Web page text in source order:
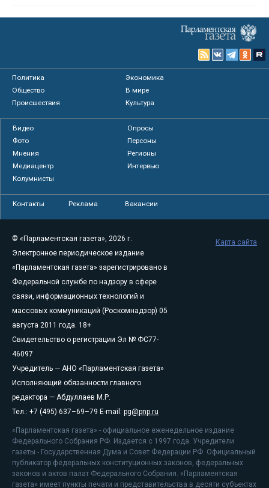
Политика
Экономика
Общество
В мире
Происшествия
Культура
Видео
Опросы
Фото
Персоны
Мнения
Регионы
Медиацентр
Интервью
Колумнисты
Контакты Реклама Вакансии
© «Парламентская газета», 2026 г.
Электронное периодическое издание
«Парламентская газета» зарегистрировано в
Федеральной службе по надзору в сфере
связи, информационных технологий и
массовых коммуникаций (Роскомнадзор) 05
августа 2011 года. 18+
Свидетельство о регистрации Эл № ФС77-
46097
Учредитель — АНО «Парламентская газета»
Исполняющий обязанности главного
редактора — Абдуллаев М.Р.
Тел.: +7 (495) 637–69–79 E-mail: pg@pnp.ru
«Парламентская газета» - официальное еженедельное издание
Федерального Собрания РФ. Издается с 1997 года. Учредители
газеты - Государственная Дума и Совет Федерации РФ. Официальный
публикатор федеральных конституционных законов, федеральных
законов и актов палат Федерального Собрания. «Парламентская
газета» имеет пункты печати и представительства в десяти субъектах
Карта сайта